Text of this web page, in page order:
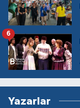
6
Yazarlar